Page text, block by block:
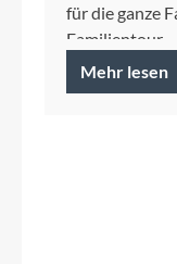
für die ganze
Familientour.
Mehr lesen